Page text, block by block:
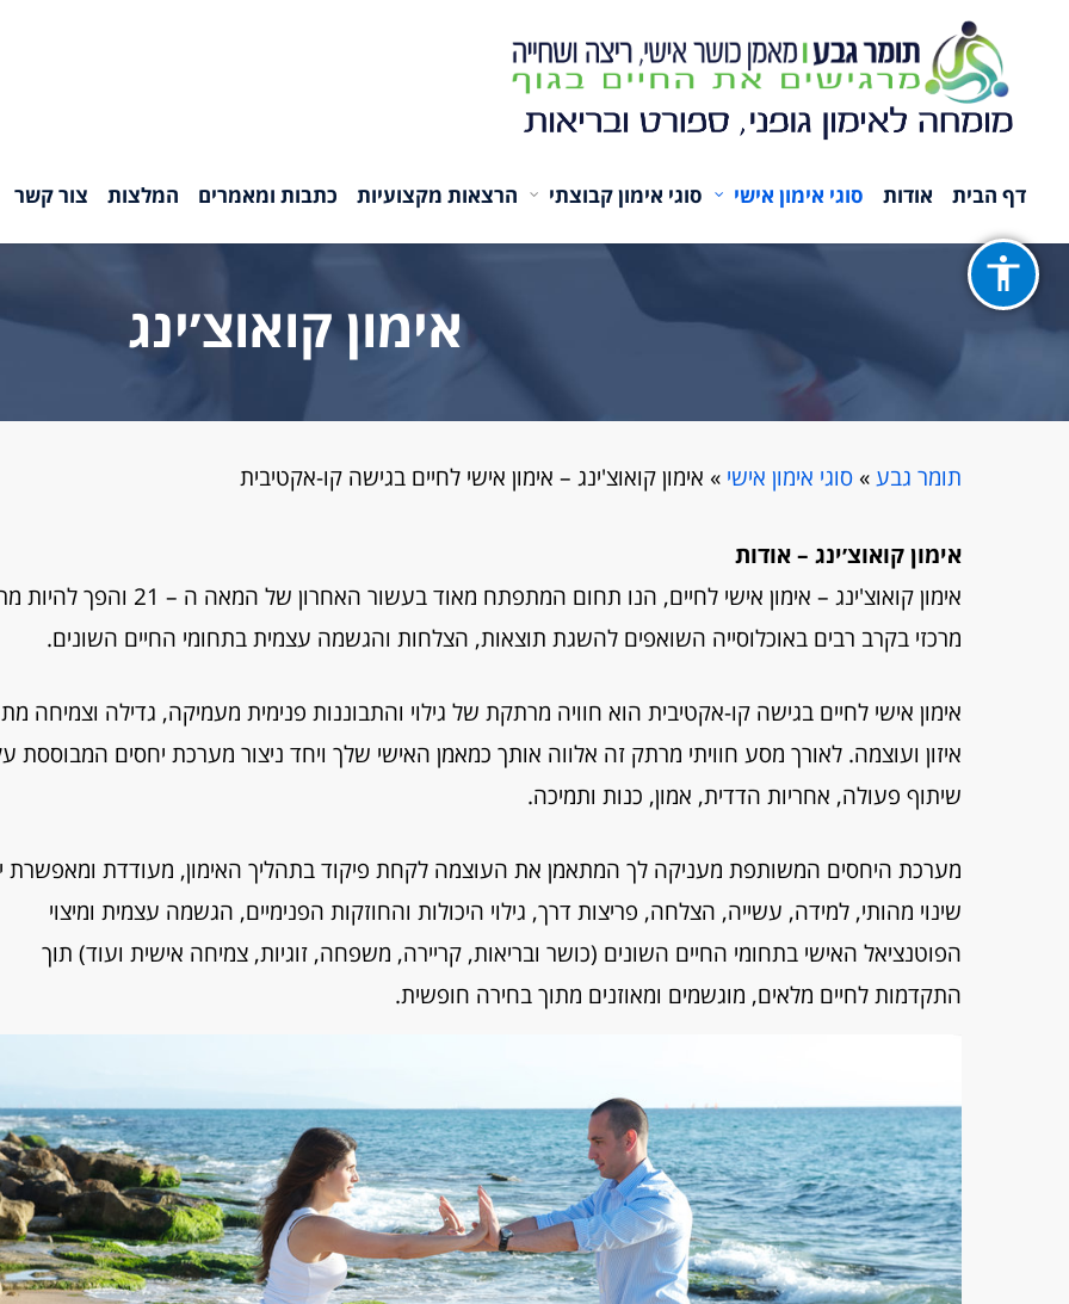
דף הבית אודות סוגי אימון אישי סוגי אימון קבוצתי הרצאות מקצועיות כתבות ומאמרים המלצות צור קשר
אימון קואוצ׳ינג
תומר גבע» סוגי אימון אישי » אימון קואוצ'ינג – אימון אישי לחיים בגישה קו-אקטיבית
אימון קואוצ׳ינג – אודות
אימון קואוצ'ינג – אימון אישי לחיים, הנו תחום המתפתח מאוד בעשור האחרון של המאה
מרכזי בקרב רבים באוכלוסייה השואפים להשגת תוצאות, הצלחות והגשמה עצמית בתחומי החיים השונים.
אימון אישי לחיים בגישה קו-אקטיבית הוא חוויה מרתקת של גילוי והתבוננות פנימית מעמיקה, גדילה וצמיחה
איזון ועוצמה. לאורך מסע חוויתי מרתק זה אלווה אותך כמאמן האישי שלך ויחד ניצור מערכת יחסים המבוססת
שיתוף פעולה, אחריות הדדית, אמון, כנות ותמיכה.
מערכת היחסים המשותפת מעניקה לך המתאמן את העוצמה לקחת פיקוד בתהליך האימון, מעודדת ומאפשרת
שינוי מהותי, למידה, עשייה, הצלחה, פריצות דרך, גילוי היכולות והחוזקות הפנימיים, הגשמה עצמית ומיצוי
הפוטנציאל האישי בתחומי החיים השונים (כושר ובריאות, קריירה, משפחה, זוגיות, צמיחה אישית ועוד) תוך
התקדמות לחיים מלאים, מוגשמים ומאוזנים מתוך בחירה חופשית.